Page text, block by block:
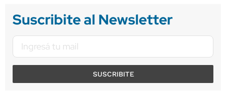
Suscribite al Newsletter
SUSCRIBITE